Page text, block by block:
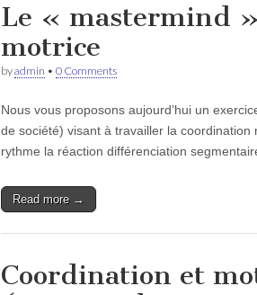
Le « mastermind
motrice
byadmin • 0 Comments
Nous vous proposons aujourd’hui un
de société) visant à travailler la coordination
rythme la réaction différenciation
Read more →
Coordination et